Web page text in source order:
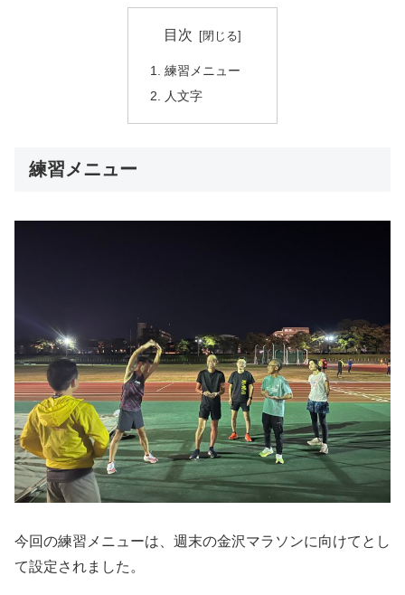
目次
練習メニュー
人文字
練習メニュー
今回の練習メニューは、週末の金沢マラソンに向けてとし
て設定されました。